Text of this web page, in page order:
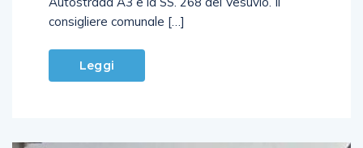
consigliere comunale […]
Leggi